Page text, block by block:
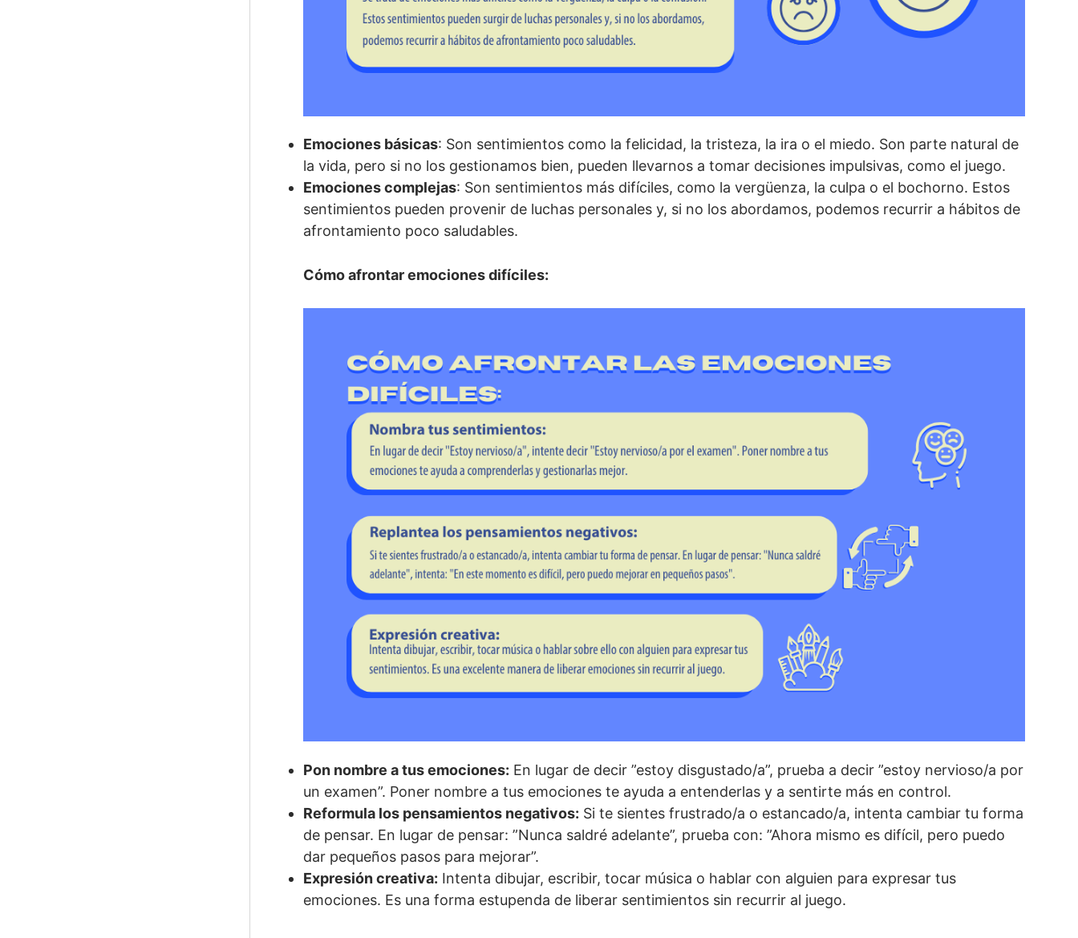
Emociones básicas: Son sentimientos como la felicidad, la tristeza, la ira o el miedo. Son parte natural de
la vida, pero si no los gestionamos bien, pueden llevarnos a tomar decisiones impulsivas, como el juego.
Emociones complejas: Son sentimientos más difíciles, como la vergüenza, la culpa o el bochorno. Estos
sentimientos pueden provenir de luchas personales y, si no los abordamos, podemos recurrir a hábitos de
afrontamiento poco saludables.
Cómo afrontar emociones difíciles:
Pon nombre a tus emociones: En lugar de decir ”estoy disgustado/a”, prueba a decir ”estoy nervioso/a por
un examen”. Poner nombre a tus emociones te ayuda a entenderlas y a sentirte más en control.
Reformula los pensamientos negativos: Si te sientes frustrado/a o estancado/a, intenta cambiar tu forma
de pensar. En lugar de pensar: ”Nunca saldré adelante”, prueba con: ”Ahora mismo es difícil, pero puedo
dar pequeños pasos para mejorar”.
Expresión creativa: Intenta dibujar, escribir, tocar música o hablar con alguien para expresar tus
emociones. Es una forma estupenda de liberar sentimientos sin recurrir al juego.